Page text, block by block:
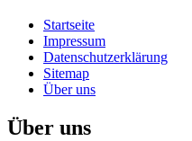
Startseite
Impressum
Datenschutzerklärung
Sitemap
Über uns
Über uns